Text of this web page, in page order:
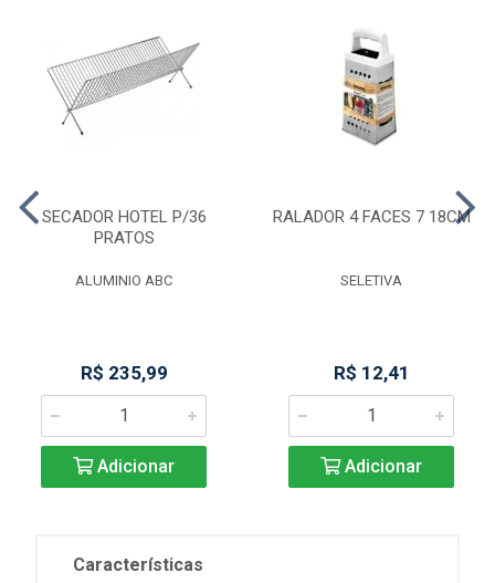
SECADOR HOTEL P/36
PRATOS
ALUMINIO ABC
R$ 235,99
Adicionar
RALADOR 4 FACES 7 18CM
SELETIVA
R$ 12,41
Adicionar
Características